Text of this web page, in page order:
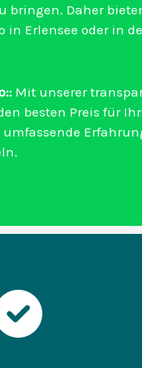
bringen. Daher
in Erlensee oder in
Mit unserer
besten Preis für